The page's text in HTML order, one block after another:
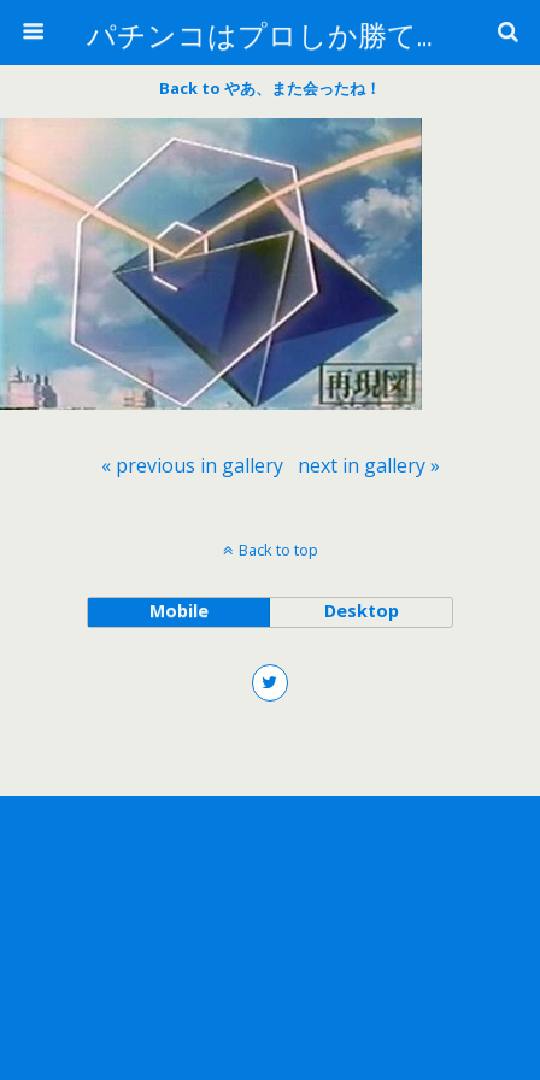
パチンコはプロしか勝てない！
Back to やあ、また会ったね！
« previous in gallery next in gallery »
Back to top
Mobile Desktop